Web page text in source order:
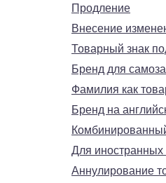
Продление
Внесение
Товарный знак
Бренд для
Фамилия как
Бренд на
Для иностранных
Аннулирование